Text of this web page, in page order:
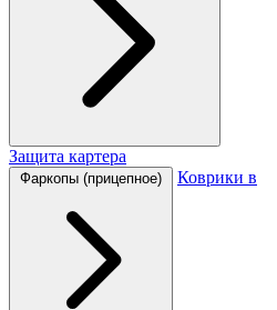
Защита картера
Фаркопы (прицепное) Коврики в